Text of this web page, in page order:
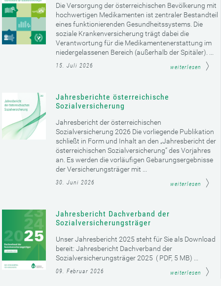
Die Versorgung der österreichischen Bevölkerung mit
hochwertigen Medikamenten ist zentraler Bestandteil
eines funktionierenden Gesundheitssystems. Die
soziale Krankenversicherung trägt dabei die
Verantwortung für die Medikamentenerstattung im
niedergelassenen Bereich (außerhalb der Spitäler). ...
15. Juli 2026 weiterlesen
Jahresberichte österreichische
Sozialversicherung
Jahresbericht der österreichischen
Sozialversicherung 2026 Die vorliegende Publikation
schließt in Form und Inhalt an den „Jahresbericht der
österreichischen Sozialversicherung“ des Vorjahres
an. Es werden die vorläufigen Gebarungsergebnisse
der Versicherungsträger mit ...
30. Juni 2026 weiterlesen
Jahresbericht Dachverband der
Sozialversicherungsträger
Unser Jahresbericht 2025 steht für Sie als Download
bereit: Jahresbericht Dachverband der
Sozialversicherungsträger 2025 ( PDF, 5 MB) ...
09. Februar 2026 weiterlesen